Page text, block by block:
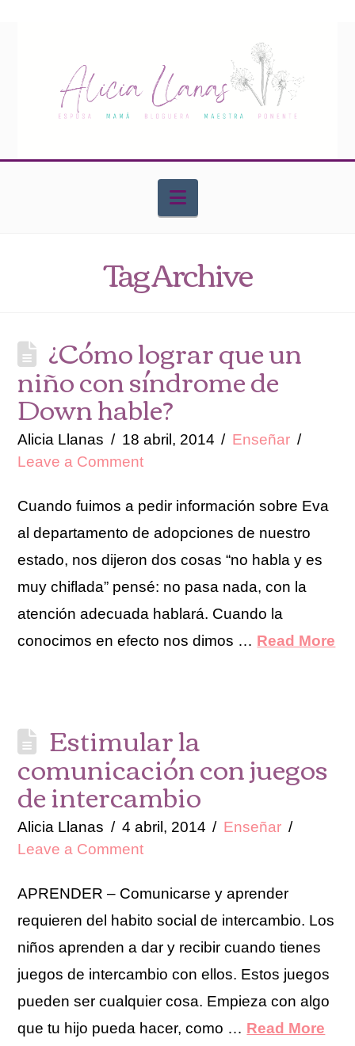
Navigation
Tag Archive
¿Cómo lograr que un
niño con síndrome de
Down hable?
Alicia Llanas 18 abril, 2014
Enseñar
Leave a Comment
Cuando fuimos a pedir información sobre Eva
al departamento de adopciones de nuestro
estado, nos dijeron dos cosas “no habla y es
muy chiflada” pensé: no pasa nada, con la
atención adecuada hablará. Cuando la
conocimos en efecto nos dimos … Read More
Estimular la
comunicación con juegos
de intercambio
Alicia Llanas 4 abril, 2014
Enseñar
Leave a Comment
APRENDER – Comunicarse y aprender
requieren del habito social de intercambio. Los
niños aprenden a dar y recibir cuando tienes
juegos de intercambio con ellos. Estos juegos
pueden ser cualquier cosa. Empieza con algo
que tu hijo pueda hacer, como … Read More